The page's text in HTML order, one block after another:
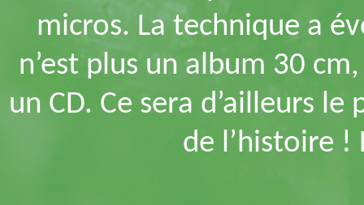
micros. La technique a
n’est plus un album 30
un CD. Ce sera d’ailleurs
de l’histoire !